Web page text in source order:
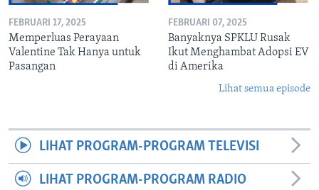
FEBRUARI 17, 2025
Memperluas Perayaan
Valentine Tak Hanya untuk
Pasangan
FEBRUARI 07, 2025
Banyaknya SPKLU Rusak
Ikut Menghambat Adopsi EV
di Amerika
Lihat semua episode
LIHAT PROGRAM-PROGRAM TELEVISI
LIHAT PROGRAM-PROGRAM RADIO